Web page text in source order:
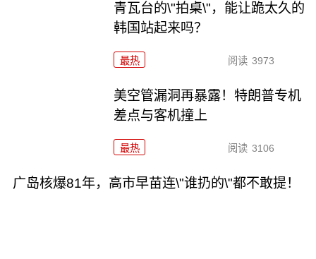
青瓦台的\"拍桌\"，能让跪太久的
韩国站起来吗？
最热 阅读 3973
美空管漏洞再暴露！特朗普专机
差点与客机撞上
最热 阅读 3106
广岛核爆81年，高市早苗连\"谁扔的\"都不敢提！